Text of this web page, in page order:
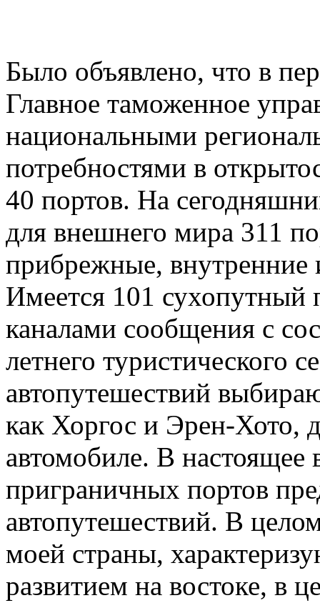
Было объявлено, что в
Главное таможенное
национальными
потребностями в
40 портов. На
для внешнего мира 311
прибрежные,
Имеется 101
каналами сообщения с
летнего туристического
автопутешествий
как Хоргос и Эрен-Хото,
автомобиле. В настоящее
приграничных портов
автопутешествий. В
моей страны,
развитием на востоке, в